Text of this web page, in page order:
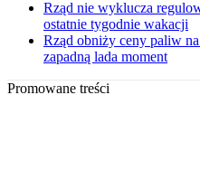
Rząd nie wyklucza
ostatnie tygodnie wakacji
Rząd obniży ceny paliw
zapadną lada moment
Promowane treści